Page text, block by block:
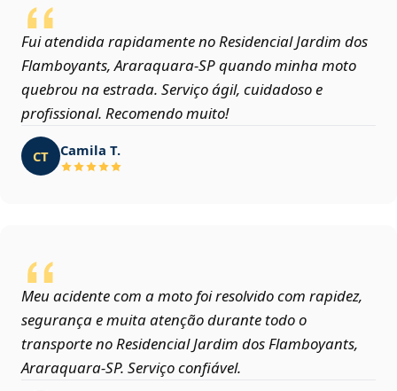
Fui atendida rapidamente no Residencial Jardim dos
Flamboyants, Araraquara‑SP quando minha moto
quebrou na estrada. Serviço ágil, cuidadoso e
profissional. Recomendo muito!
CT Camila T.
Meu acidente com a moto foi resolvido com rapidez,
segurança e muita atenção durante todo o
transporte no Residencial Jardim dos Flamboyants,
Araraquara‑SP. Serviço confiável.